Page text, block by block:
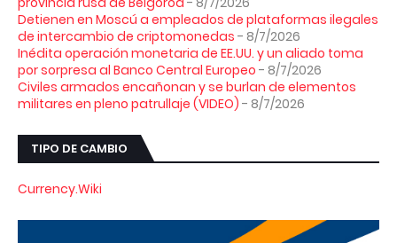
Detienen en Moscú a empleados de plataformas ilegales
de intercambio de criptomonedas - 8/7/2026
Inédita operación monetaria de EE.UU. y un aliado toma
por sorpresa al Banco Central Europeo - 8/7/2026
Civiles armados encañonan y se burlan de elementos
militares en pleno patrullaje (VIDEO) - 8/7/2026
TIPO DE CAMBIO
Currency.Wiki